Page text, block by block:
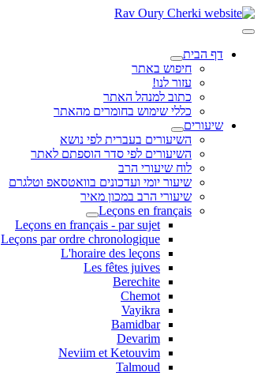
דף הבית
חיפוש באתר
עזור לנו!
כתוב למנהל האתר
כללי שימוש בחומרים מהאתר
שיעורים
השיעורים בעברית לפי נושא
השיעורים לפי סדר הוספתם לאתר
לוח שיעורי הרב
שיעור יומי ועדכונים בוואטסאפ וטלגרם
שיעורי הרב במכון מאיר
Leçons en français
Leçons en français - par sujet
Leçons par ordre chronologique
L'horaire des leçons
Les fêtes juives
Berechite
Chemot
Vayikra
Bamidbar
Devarim
Neviim et Ketouvim
Talmoud